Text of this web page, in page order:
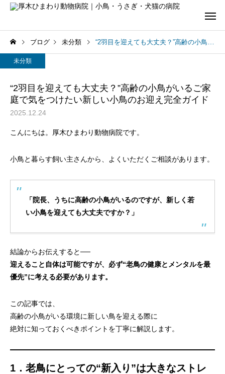
ブログ 未分類 “2羽目を迎えても大丈夫？”高齢の小鳥がいるご家庭で気をつけたい新しい小鳥のお迎え完全ガイド
未分類
“2羽目を迎えても大丈夫？”高齢の小鳥がいるご家
庭で気をつけたい新しい小鳥のお迎え完全ガイド
2025.12.24
こんにちは。厚木ひまわり動物病院です。
小鳥と暮らす飼い主さんから、よくいただくご相談があります。
「院長、うちに高齢の小鳥がいるのですが、新しく若
い小鳥を迎えても大丈夫ですか？」
結論からお伝えすると──
迎えること自体は可能ですが、必ず“老鳥の健康とメンタルを最
優先”に考える必要があります。
この記事では、
高齢の小鳥がいる環境に新しい鳥を迎える際に
絶対に知っておくべきポイントを丁寧に解説します。
1．老鳥にとっての“新入り”は大きなストレ